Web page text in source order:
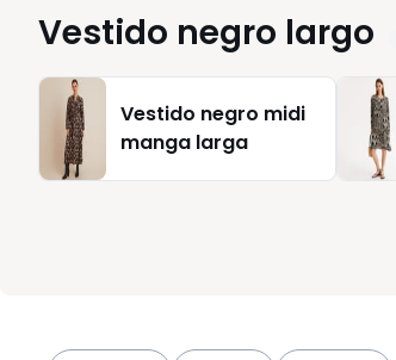
Vestido negro largo
Vestido negro midi
manga larga